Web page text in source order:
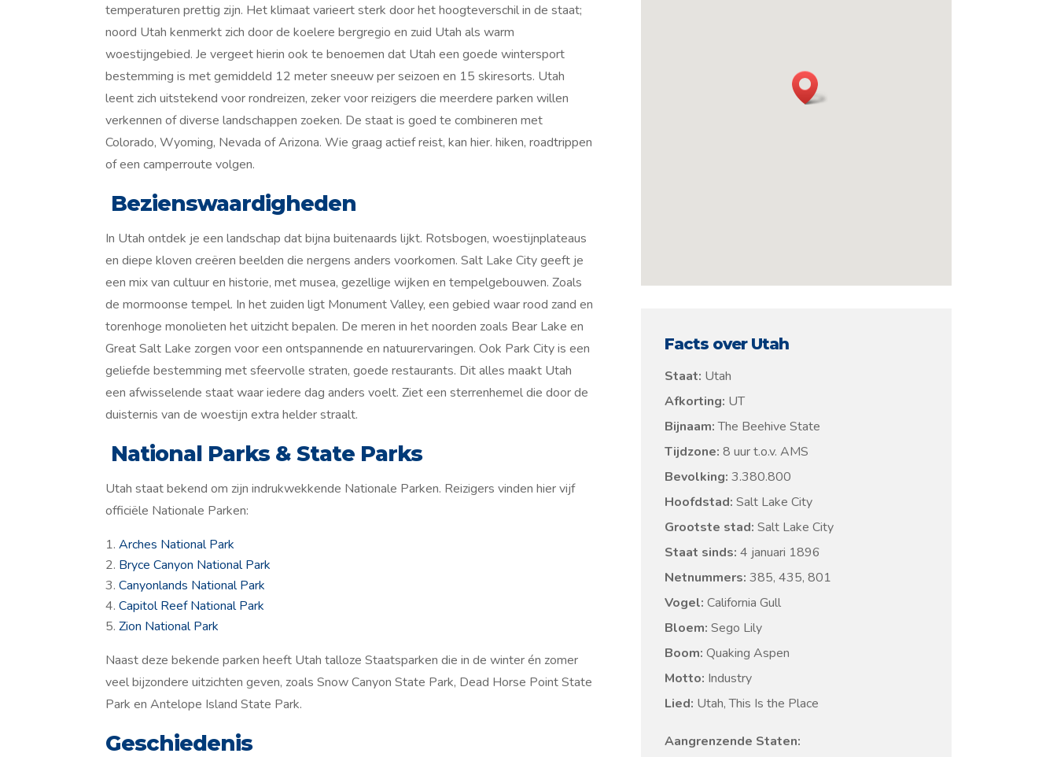
temperaturen prettig zijn. Het klimaat varieert sterk door het hoogteverschil in de staat;
noord Utah kenmerkt zich door de koelere bergregio en zuid Utah als warm
woestijngebied. Je vergeet hierin ook te benoemen dat Utah een goede wintersport
bestemming is met gemiddeld 12 meter sneeuw per seizoen en 15 skiresorts. Utah
leent zich uitstekend voor rondreizen, zeker voor reizigers die meerdere parken willen
verkennen of diverse landschappen zoeken. De staat is goed te combineren met
Colorado, Wyoming, Nevada of Arizona. Wie graag actief reist, kan hier. hiken, roadtrippen
of een camperroute volgen.
Bezienswaardigheden
In Utah ontdek je een landschap dat bijna buitenaards lijkt. Rotsbogen, woestijnplateaus
en diepe kloven creëren beelden die nergens anders voorkomen. Salt Lake City geeft je
een mix van cultuur en historie, met musea, gezellige wijken en tempelgebouwen. Zoals
de mormoonse tempel. In het zuiden ligt Monument Valley, een gebied waar rood zand en
torenhoge monolieten het uitzicht bepalen. De meren in het noorden zoals Bear Lake en
Great Salt Lake zorgen voor een ontspannende en natuurervaringen. Ook Park City is een
geliefde bestemming met sfeervolle straten, goede restaurants. Dit alles maakt Utah
een afwisselende staat waar iedere dag anders voelt. Ziet een sterrenhemel die door de
duisternis van de woestijn extra helder straalt.
National Parks & State Parks
Utah staat bekend om zijn indrukwekkende Nationale Parken. Reizigers vinden hier vijf
officiële Nationale Parken:
Arches National Park
Bryce Canyon National Park
Canyonlands National Park
Capitol Reef National Park
Zion National Park
Naast deze bekende parken heeft Utah talloze Staatsparken die in de winter én zomer
veel bijzondere uitzichten geven, zoals Snow Canyon State Park, Dead Horse Point State
Park en Antelope Island State Park.
Geschiedenis
Facts over Utah
Staat: Utah
Afkorting: UT
Bijnaam:The Beehive State
Tijdzone: 8 uur t.o.v. AMS
Bevolking: 3.380.800
Hoofdstad: Salt Lake City
Grootste stad: Salt Lake City
Staat sinds: 4 januari 1896
Netnummers: 385, 435, 801
Vogel: California Gull
Bloem: Sego Lily
Boom: Quaking Aspen
Motto: Industry
Lied: Utah, This Is the Place
Aangrenzende Staten: